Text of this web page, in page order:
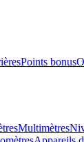
Points bonus
Multimètres